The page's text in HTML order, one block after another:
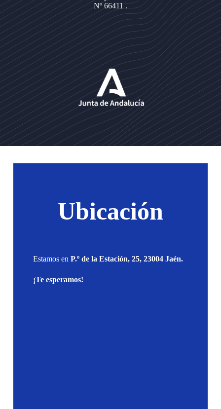
Nº 66411 .
Ubicación
Estamos en P.º de la Estación, 25, 23004 Jaén.
¡Te esperamos!